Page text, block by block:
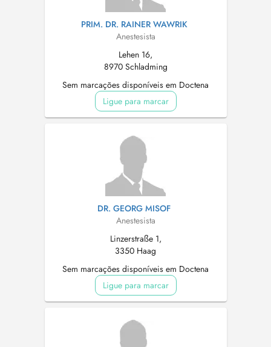
PRIM. DR. RAINER WAWRIK
Anestesista
Lehen 16,
8970 Schladming
Sem marcações disponíveis em Doctena
Ligue para marcar
DR. GEORG MISOF
Anestesista
Linzerstraße 1,
3350 Haag
Sem marcações disponíveis em Doctena
Ligue para marcar